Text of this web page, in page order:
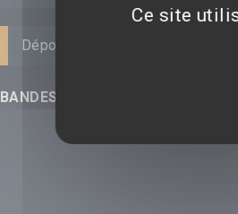
Déposer un avis
BANDES-ANNONCES
Ce site